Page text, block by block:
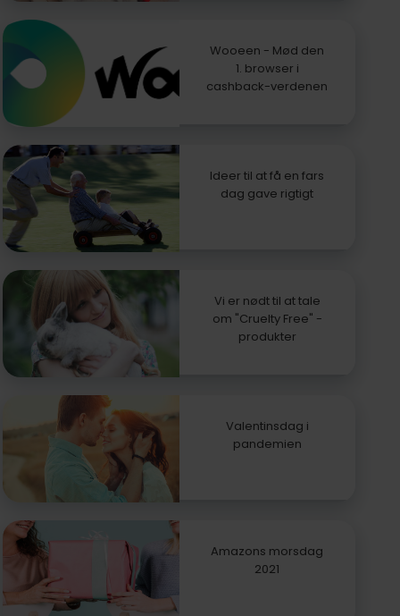
Wooeen - Mød den
1. browser i
cashback-verdenen
Ideer til at få en fars
dag gave rigtigt
Vi er nødt til at tale
om "Cruelty Free" -
produkter
Valentinsdag i
pandemien
Amazons morsdag
2021